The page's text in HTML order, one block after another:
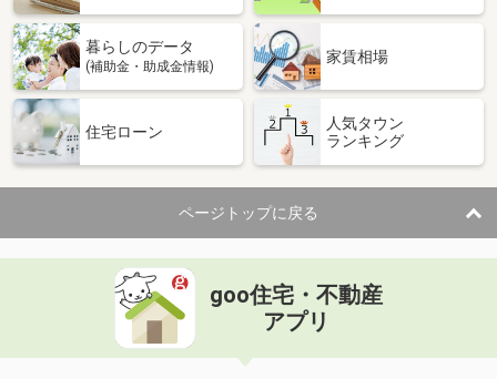
暮らしのデータ
(補助金・助成金情報)
家賃相場
住宅ローン
人気タウン
ランキング
ページトップに戻る
goo住宅・不動産
アプリ